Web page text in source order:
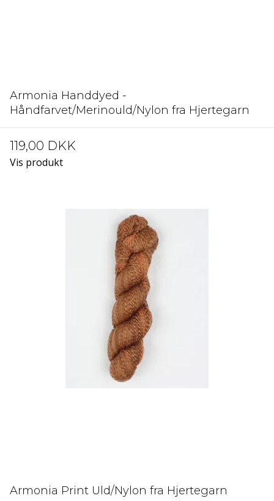
Armonia Handdyed -
Håndfarvet/Merinould/Nylon fra Hjertegarn
119,00 DKK
Vis produkt
Armonia Print Uld/Nylon fra Hjertegarn